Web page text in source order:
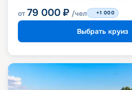
от 79 000 ₽ /чел +1 000
Выбрать круиз